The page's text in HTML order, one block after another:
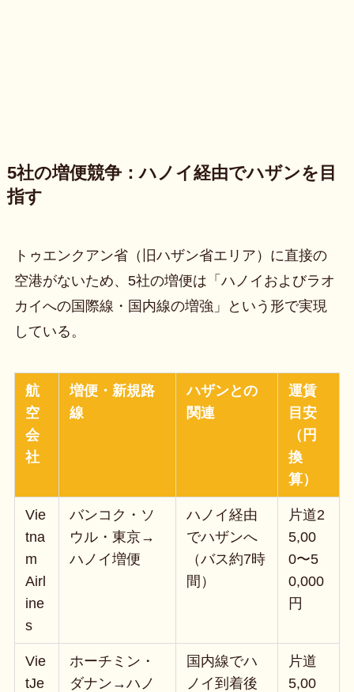
5社の増便競争：ハノイ経由でハザンを目
指す
トゥエンクアン省（旧ハザン省エリア）に直接の
空港がないため、5社の増便は「ハノイおよびラオ
カイへの国際線・国内線の増強」という形で実現
している。
航
空
会
社
増便・新規路
線
ハザンとの
関連
運賃
目安
（円
換
算）
Vie
tna
m
Airl
ine
s
バンコク・ソ
ウル・東京→
ハノイ増便
ハノイ経由
でハザンへ
（バス約7時
間）
片道2
5,00
0〜5
0,000
円
Vie
tJe
ホーチミン・
ダナン→ハノ
国内線でハ
ノイ到着後
片道
5,00